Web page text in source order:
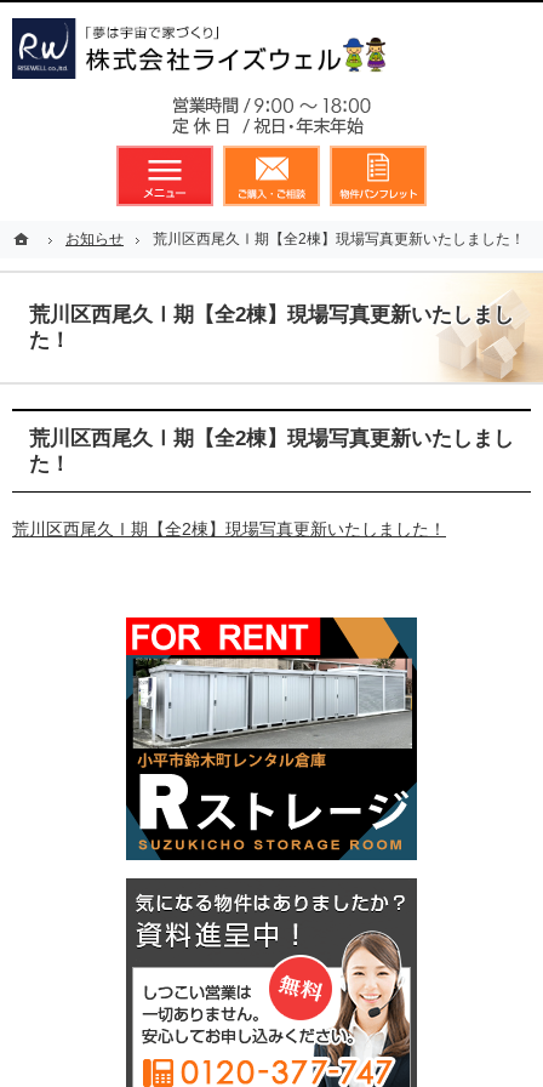
ホームお知らせ 荒川区西尾久Ⅰ期【全2棟】現場写真更新いたしました！
荒川区西尾久Ⅰ期【全2棟】現場写真更新いたしまし
た！
荒川区西尾久Ⅰ期【全2棟】現場写真更新いたしまし
た！
荒川区西尾久Ⅰ期【全2棟】現場写真更新いたしました！
メニュー 資料請求・お問合せ
ホームお知らせ 荒川区西尾久Ⅰ期【全2棟】現場写真更新いたしました！